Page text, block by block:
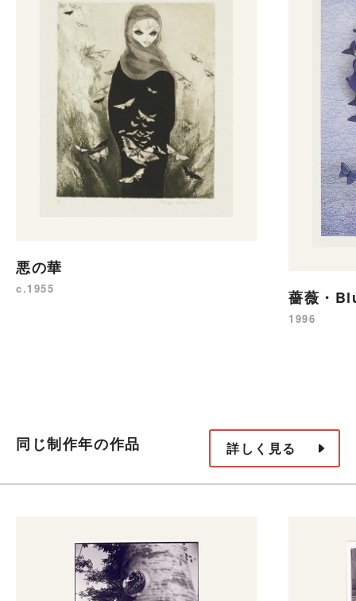
悪の華
c.1955 薔薇・
1996
同じ制作年の作品 詳しく見る